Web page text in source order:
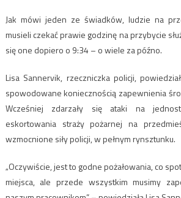
Jak mówi jeden ze świadków, ludzie na
musieli czekać prawie godzinę na przybycie
się one dopiero o 9:34 – o wiele za późno.
Lisa Sannervik, rzeczniczka policji,
spowodowane koniecznością zapewnienia
Wcześniej zdarzały się ataki na
eskortowania straży pożarnej na
wzmocnione siły policji, w pełnym rynsztunku.
„Oczywiście, jest to godne pożałowania, co
miejsca, ale przede wszystkim musimy